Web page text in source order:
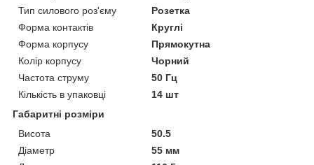
Тип силового роз'єму
Розетка
Форма контактів
Круглі
Форма корпусу
Прямокутна
Колір корпусу
Чорний
Частота струму
50 Гц
Кількість в упаковці
14 шт
Габаритні розміри
Висота
50.5
Діаметр
55 мм